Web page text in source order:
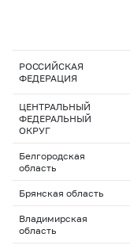
РОССИЙСКАЯ
ФЕДЕРАЦИЯ
ЦЕНТРАЛЬНЫЙ
ФЕДЕРАЛЬНЫЙ
ОКРУГ
Белгородская
область
Брянская область
Владимирская
область